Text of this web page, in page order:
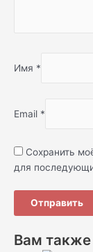
Имя *
Email *
Сохранить
для
Вам также